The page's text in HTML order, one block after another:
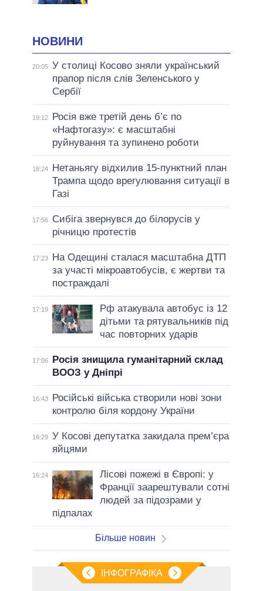
НОВИНИ
20:05 У столиці Косово зняли український
прапор після слів Зеленського у
Сербії
19:12
Росія вже третій день б’є по
«Нафтогазу»: є масштабні
руйнування та зупинено роботи
18:24
Нетаньягу відхилив 15-пунктний план
Трампа щодо врегулювання ситуації в
Газі
17:56
Сибіга звернувся до білорусів у
річницю протестів
17:23
На Одещині сталася масштабна ДТП
за участі мікроавтобусів, є жертви та
постраждалі
17:19
Рф атакувала автобус із 12
дітьми та рятувальників під
час повторних ударів
17:06
Росія знищила гуманітарний склад
ВООЗ у Дніпрі
16:43
Російські війська створили нові зони
контролю біля кордону України
16:29 У Косові депутатка закидала прем’єра
яйцями
16:24
Лісові пожежі в Європі: у
Франції заарештували сотні
людей за підозрами у
підпалах
Більше новин
ІНФОГРАФІКА